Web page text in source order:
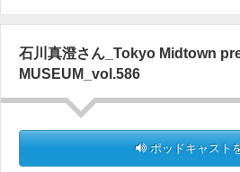
石川真澄さん_Tokyo Midtown
MUSEUM_vol.586
ポッドキャスト